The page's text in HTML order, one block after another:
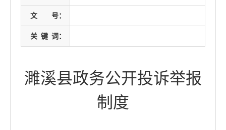
文 号：
关 键 词：
濉溪县政务公开投诉举报
制度